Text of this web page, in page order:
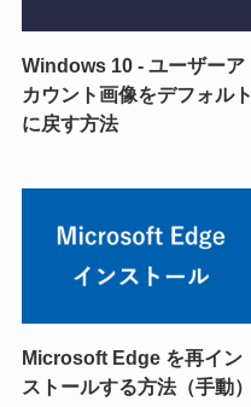
Windows 10 - ユーザーア
カウント画像をデフォルト
に戻す方法
Microsoft Edge を再イン
ストールする方法（手動）